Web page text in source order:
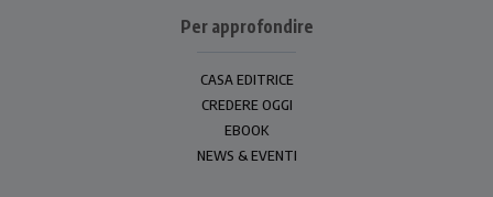
Per approfondire
CASA EDITRICE
CREDERE OGGI
EBOOK
NEWS & EVENTI